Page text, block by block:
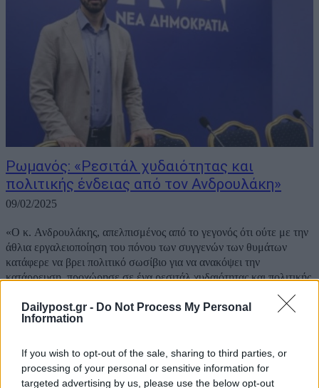
Dailypost.gr - Do Not Process My Personal
Information
If you wish to opt-out of the sale, sharing to third parties, or
processing of your personal or sensitive information for
targeted advertising by us, please use the below opt-out
Ρωμανός: «Ρεσιτάλ χυδαιότητας και
πολιτικής ένδειας από τον Ανδρουλάκη»
09/02/2025
«Ο κ. Ανδρουλάκης, απελπισμένος από το γεγονός ότι ούτε με την
άθλια εργαλειοποίηση του πόνου των συγγενών των θυμάτων
κατάφερε να βρει πολιτικό σωσίβιο για να ανακόψει την
κατάρρευση, προχώρησε σε ένα ρεσιτάλ χυδαιότητας και πολιτικής